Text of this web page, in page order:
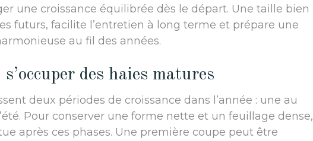
une croissance équilibrée dès le départ. Une taille bien
futurs, facilite l’entretien à long terme et prépare une
au fil des années.
des haies matures
deux périodes de croissance dans l’année : une au
Pour conserver une forme nette et un feuillage dense,
après ces phases. Une première coupe peut être